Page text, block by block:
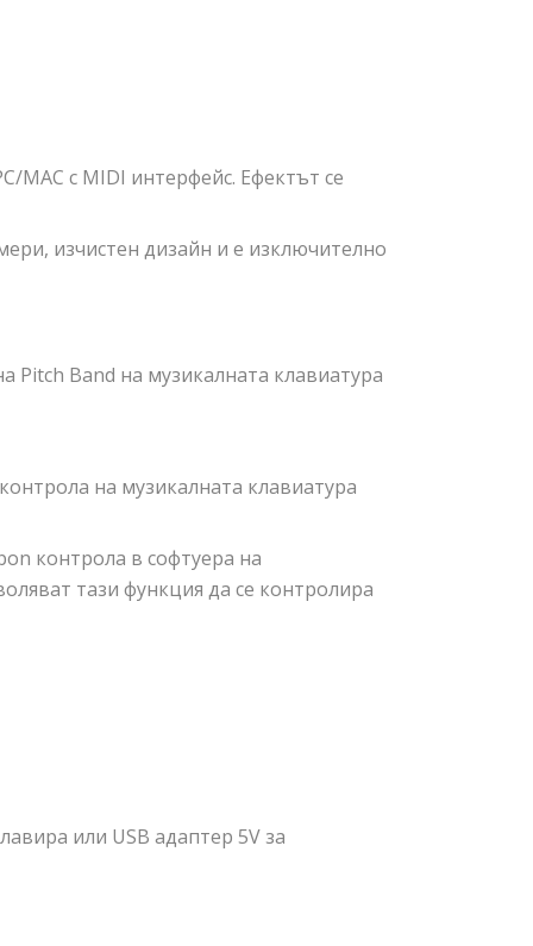
MAC с MIDI интерфейс. Ефектът се
изчистен дизайн и е изключително
Pitch Band на музикалната клавиатура
на музикалната клавиатура
контрола в софтуера на
тази функция да се контролира
или USB адаптер 5V за